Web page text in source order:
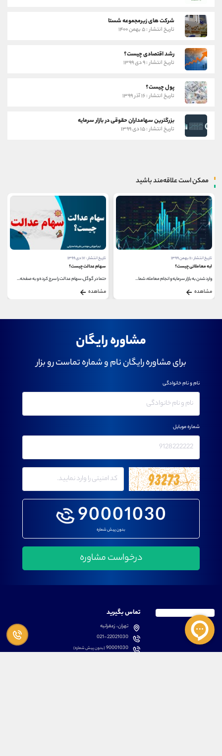
شرکت های زیرمجموعه شستا
تاریخ انتشار : ۵ بهمن ۱۴۰۰
رشد اقتصادی چیست؟
تاریخ انتشار : ۹ دی ۱۳۹۹
پول چیست؟
تاریخ انتشار : ۱۶ آذر ۱۳۹۹
بزرگترین سهامداران حقوقی در بازار سرمایه
تاریخ انتشار : ۱۵ دی ۱۳۹۹
ممکن است علاقه‌مند باشید
تاریخ انتشار : ۱۱ بهمن ۱۳۹۹
لبه معاملاتی چیست؟
وارد شدن به بازار سرمایه و انجام معامله، شما...
مشاهده
تاریخ انتشار : ۱۷ دی ۱۳۹۹
سهام عدالت چیست؟
حتما در گوگل، سهام عدالت را سرچ کرده و به صفحه...
مشاهده
مشاوره رایگان
برای مشاوره رایگان نام و شماره تماست رو بزار
90001030
بدون پیش شماره
نام و نام خانوادگی
شماره موبایل
تماس بگیرید
تهران، زعفرانیه
021-22021030
90001030(بدون پیش شماره)